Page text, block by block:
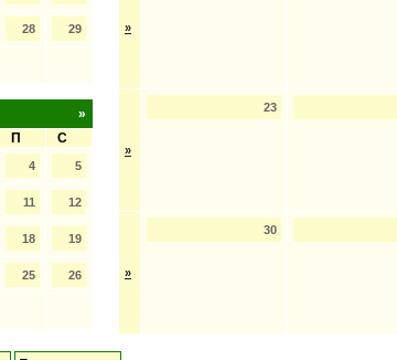
28 29
»
П С
4 5
11 12
18 19
25 26
»
»
23
»
30